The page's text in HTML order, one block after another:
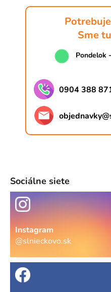
Sme
Pondelok
0904 388
objednavky@
Sociálne siete
Instagram
@slnieckovo.sk